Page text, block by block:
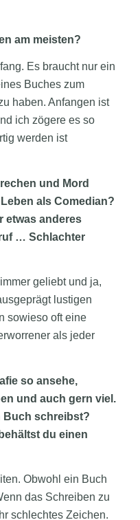
am meisten?
Es braucht nur ein
Buches zum
haben. Anfangen ist
ich zögere es so
werden ist
und Mord
als Comedian?
etwas anderes
… Schlachter
geliebt und ja,
lustigen
sowieso oft eine
als jeder
so ansehe,
und auch gern viel.
Buch schreibst?
du einen
Obwohl ein Buch
das Schreiben zu
schlechtes Zeichen.